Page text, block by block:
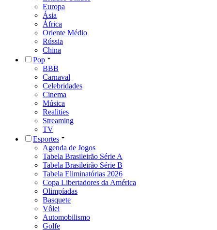
Europa
Ásia
África
Oriente Médio
Rússia
China
Pop
BBB
Carnaval
Celebridades
Cinema
Música
Realities
Streaming
TV
Esportes
Agenda de Jogos
Tabela Brasileirão Série A
Tabela Brasileirão Série B
Tabela Eliminatórias 2026
Copa Libertadores da América
Olimpíadas
Basquete
Vôlei
Automobilismo
Golfe